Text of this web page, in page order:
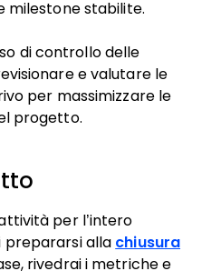
milestone stabilite.
di controllo delle
e valutare le
per massimizzare le
progetto.
per l’intero
prepararsi alla chiusura
rivedrai i metriche e